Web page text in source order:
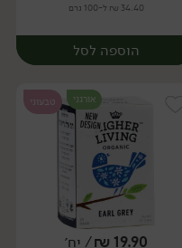
34.40 ₪ ל-100 גרם
הוספה לסל
אורגני טבעוני
19.90
₪/ יח׳